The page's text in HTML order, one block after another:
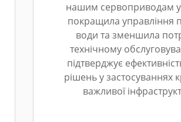
нашим сервоприводам
покращила управління
води та зменшила
технічному
підтверджує
рішень у застосуваннях
важливої